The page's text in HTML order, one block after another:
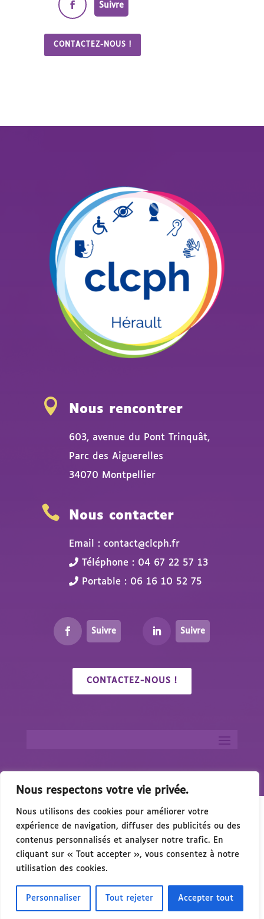
Nous respectons votre vie privée.
Nous utilisons des cookies pour améliorer votre
expérience de navigation, diffuser des publicités ou des
contenus personnalisés et analyser notre trafic. En
cliquant sur « Tout accepter », vous consentez à notre
utilisation des cookies.
Personnaliser Tout rejeter Accepter tout
Suivre
CONTACTEZ-NOUS !
 Nous rencontrer
603, avenue du Pont Trinquât,
Parc des Aiguerelles
34070 Montpellier
 Nous contacter
Email : contact@clcph.fr
Téléphone : 04 67 22 57 13
Portable : 06 16 10 52 75
Suivre Suivre
CONTACTEZ-NOUS !
🎉 Congrés/Salon du Handicap & de